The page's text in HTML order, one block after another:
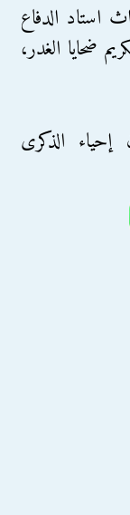
استاد الدفاع
ضحايا الغدر،
الذكرى